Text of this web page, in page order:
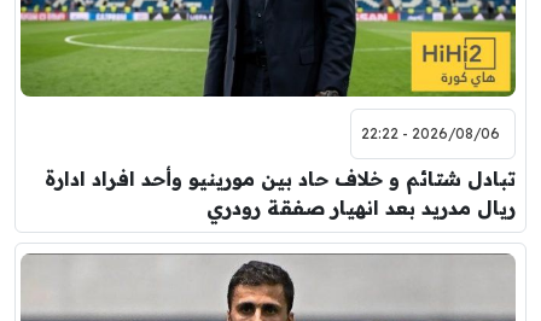
2026/08/06 - 22:22
تبادل شتائم و خلاف حاد بين مورينيو وأحد افراد ادارة
ريال مدريد بعد انهيار صفقة رودري